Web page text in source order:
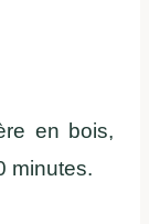
en bois,
minutes.